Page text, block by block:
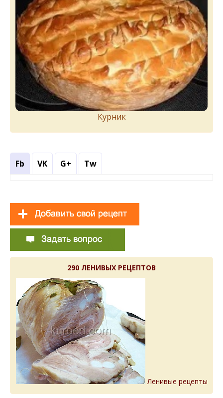
Курник
Fb VK G+ Tw
290 ЛЕНИВЫХ РЕЦЕПТОВ
Ленивые рецепты